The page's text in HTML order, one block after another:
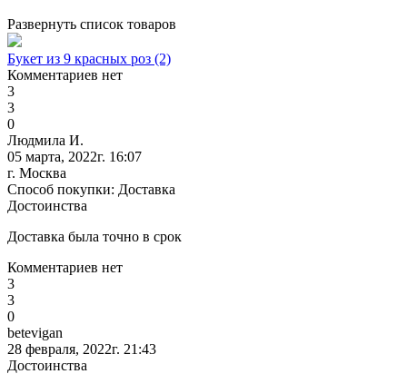
Развернуть список товаров
Букет из 9 красных роз (2)
Комментариев нет
3
3
0
Людмила И.
05 марта, 2022г. 16:07
г. Москва
Способ покупки: Доставка
Достоинства
Доставка была точно в срок
Комментариев нет
3
3
0
betevigan
28 февраля, 2022г. 21:43
Достоинства